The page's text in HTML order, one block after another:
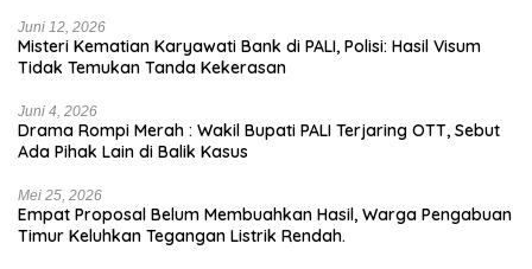
Juni 12, 2026
Misteri Kematian Karyawati Bank di PALI, Polisi: Hasil Visum
Tidak Temukan Tanda Kekerasan
Juni 4, 2026
Drama Rompi Merah : Wakil Bupati PALI Terjaring OTT, Sebut
Ada Pihak Lain di Balik Kasus
Mei 25, 2026
Empat Proposal Belum Membuahkan Hasil, Warga Pengabuan
Timur Keluhkan Tegangan Listrik Rendah.